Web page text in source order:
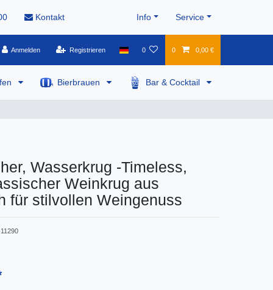
Kontakt Info Service
Anmelden Registrieren 0 0 0,00 €
Bierbrauen Bar & Cocktail
Wasserkrug -Timeless,
Weinkrug aus
für stilvollen Weingenuss